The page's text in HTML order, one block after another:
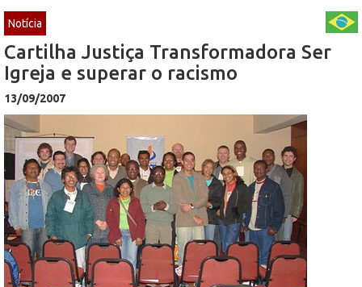
Notícia
Cartilha Justiça Transformadora Ser
Igreja e superar o racismo
13/09/2007